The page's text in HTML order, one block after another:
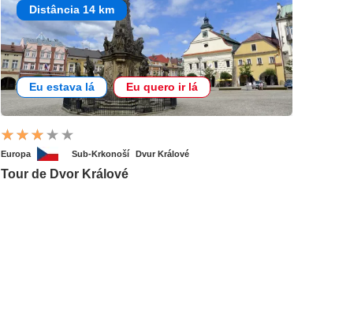
Distância 14 km
Eu estava lá Eu quero ir lá
Europa Sub-Krkonoší Dvur Králové
Tour de Dvor Králové